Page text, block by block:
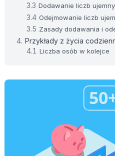
Dodawanie liczb
Odejmowanie liczb
Zasady dodawania i
Przykłady z życia
Liczba osób w kolejce